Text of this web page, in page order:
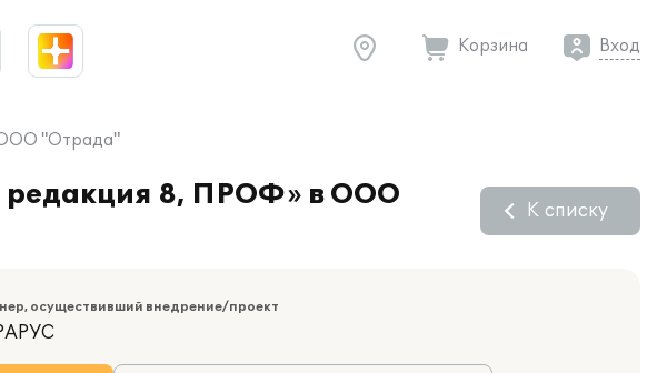
Корзина Вход
ООО "Отрада"
редакция 8, ПРОФ» в ООО
К списку
осуществивший внедрение/проект